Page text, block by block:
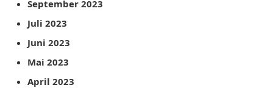
September 2023
Juli 2023
Juni 2023
Mai 2023
April 2023